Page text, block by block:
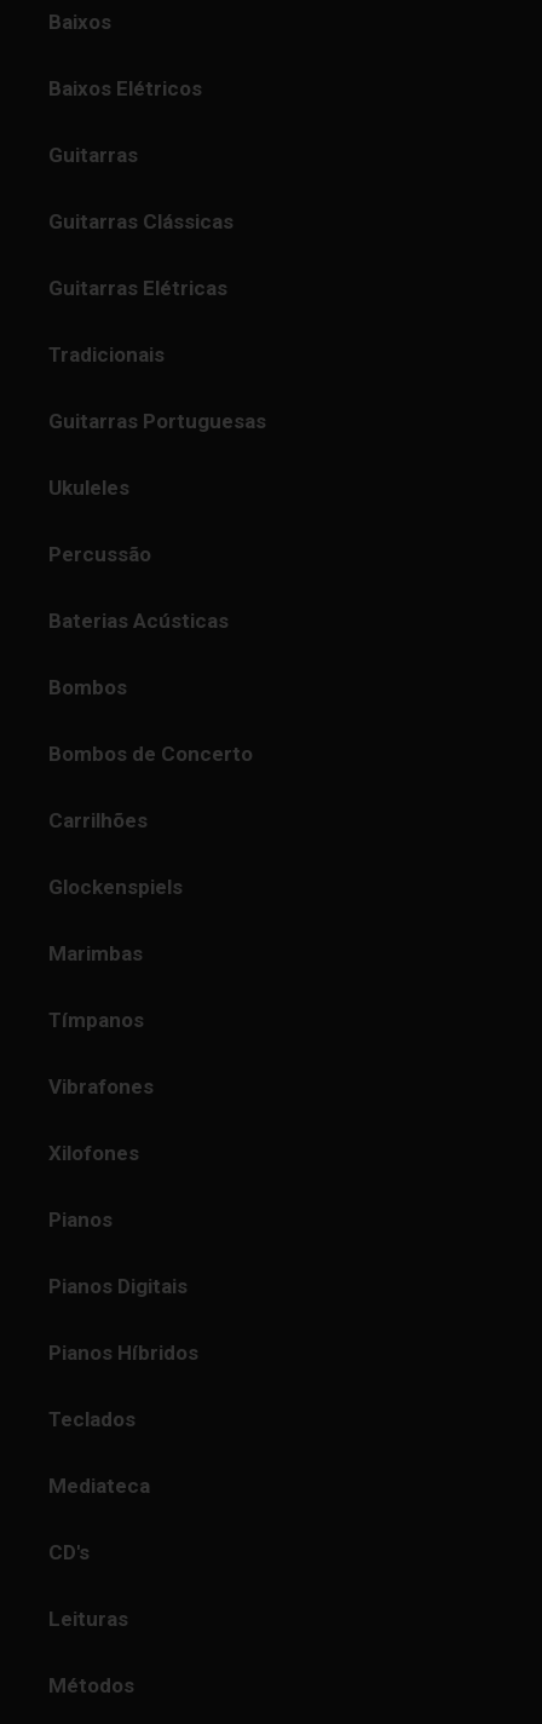
Baixos
Baixos Elétricos
Guitarras
Guitarras Clássicas
Guitarras Elétricas
Tradicionais
Guitarras Portuguesas
Ukuleles
Percussão
Baterias Acústicas
Bombos
Bombos de Concerto
Carrilhões
Glockenspiels
Marimbas
Tímpanos
Vibrafones
Xilofones
Pianos
Pianos Digitais
Pianos Híbridos
Teclados
Mediateca
CD's
Leituras
Métodos